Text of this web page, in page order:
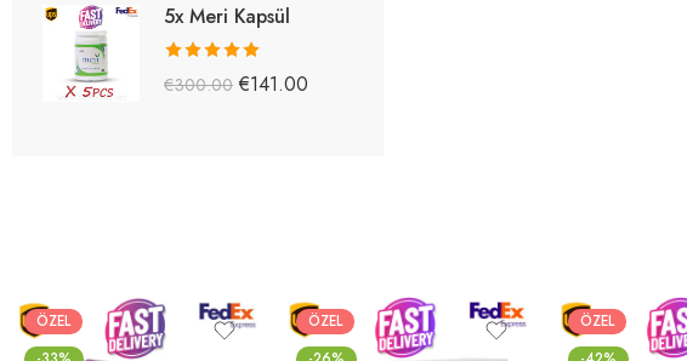
5x Meri Kapsül
5 üzerinden
€300.00 €141.00
ÖZEL
ÖZEL
ÖZEL